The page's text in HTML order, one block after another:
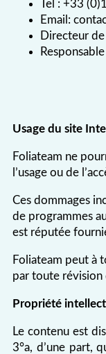
Tel : +33
Email:
Directeur
Usage du site
Foliateam ne
l’usage ou de
Ces dommages
de programmes
est réputée
Foliateam peut à
par toute révision
Propriété
Le contenu est
3°a, d’une part,